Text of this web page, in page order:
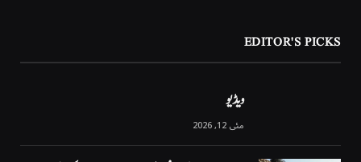
EDITOR'S PICKS
ویڈیو
مئی 12, 2026